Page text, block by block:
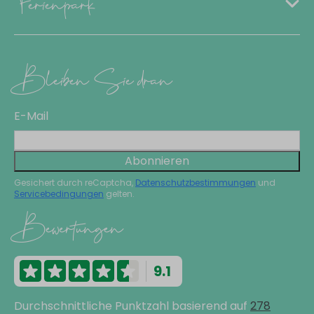
Bleiben Sie dran
E-Mail
Abonnieren
Gesichert durch reCaptcha, Datenschutzbestimmungen und
Servicebedingungen gelten.
Bewertungen
9.1
Durchschnittliche Punktzahl basierend auf 278